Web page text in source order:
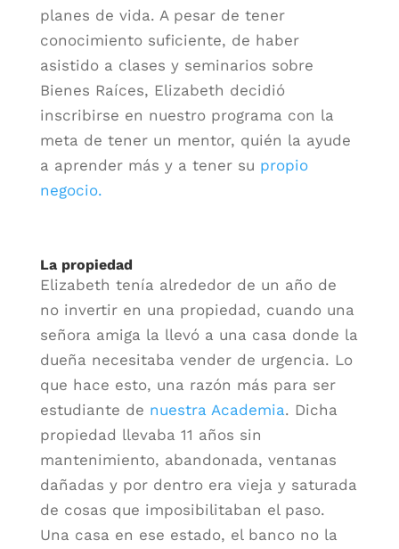
planes de vida. A pesar de tener
conocimiento suficiente, de haber
asistido a clases y seminarios sobre
Bienes Raíces, Elizabeth decidió
inscribirse en nuestro programa con la
meta de tener un mentor, quién la ayude
a aprender más y a tener su propio
negocio.
La propiedad
Elizabeth tenía alrededor de un año de
no invertir en una propiedad, cuando una
señora amiga la llevó a una casa donde la
dueña necesitaba vender de urgencia. Lo
que hace esto, una razón más para ser
estudiante de nuestra Academia. Dicha
propiedad llevaba 11 años sin
mantenimiento, abandonada, ventanas
dañadas y por dentro era vieja y saturada
de cosas que imposibilitaban el paso.
Una casa en ese estado, el banco no la